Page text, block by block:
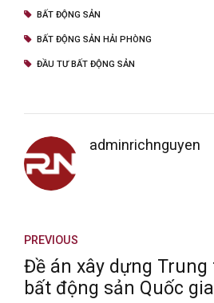
BẤT ĐỘNG SẢN
BẤT ĐỘNG SẢN HẢI PHÒNG
ĐẦU TƯ BẤT ĐỘNG SẢN
adminrichnguyen
PREVIOUS
Đề án xây dựng Trung
bất động sản Quốc gia